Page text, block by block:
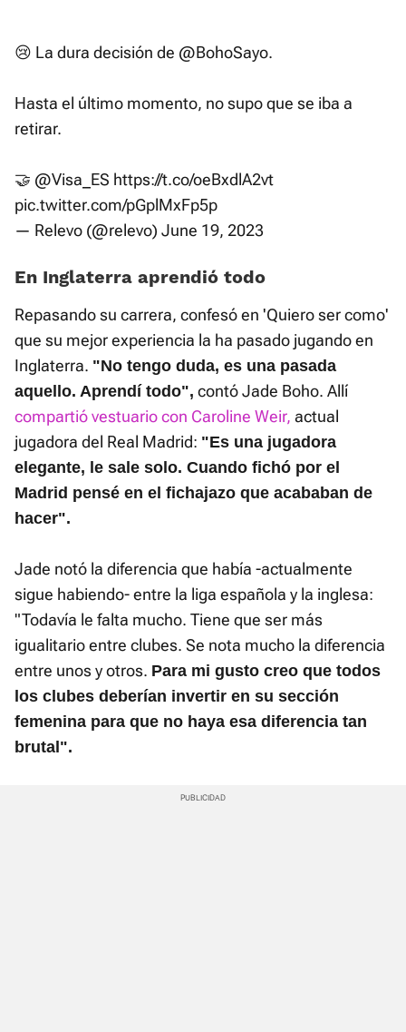
😢 La dura decisión de @BohoSayo.
Hasta el último momento, no supo que se iba a
retirar.
🤝 @Visa_ES https://t.co/oeBxdlA2vt
pic.twitter.com/pGplMxFp5p
— Relevo (@relevo) June 19, 2023
En Inglaterra aprendió todo
Repasando su carrera, confesó en 'Quiero ser como'
que su mejor experiencia la ha pasado jugando en
Inglaterra. "No tengo duda, es una pasada
aquello. Aprendí todo", contó Jade Boho. Allí
compartió vestuario con Caroline Weir, actual
jugadora del Real Madrid: "Es una jugadora
elegante, le sale solo. Cuando fichó por el
Madrid pensé en el fichajazo que acababan de
hacer".
Jade notó la diferencia que había -actualmente
sigue habiendo- entre la liga española y la inglesa:
"Todavía le falta mucho. Tiene que ser más
igualitario entre clubes. Se nota mucho la diferencia
entre unos y otros. Para mi gusto creo que todos
los clubes deberían invertir en su sección
femenina para que no haya esa diferencia tan
brutal".